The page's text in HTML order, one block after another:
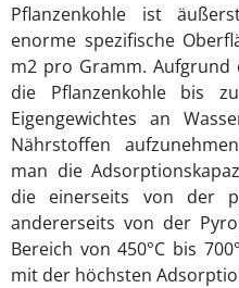
Pflanzenkohle ist
enorme spezifische
m2 pro Gramm.
die Pflanzenkohle bis
Eigengewichtes an
Nährstoffen
man die
die einerseits von der
andererseits von der
Bereich von 450°C bis
mit der höchsten